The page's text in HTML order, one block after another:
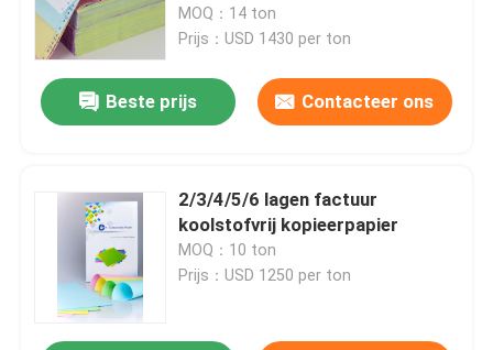
in Blad voor Rekeningen
MOQ：14 ton
Prijs：USD 1430 per ton
Beste prijs Contacteer ons
2/3/4/5/6 lagen factuur
koolstofvrij kopieerpapier
MOQ：10 ton
Prijs：USD 1250 per ton